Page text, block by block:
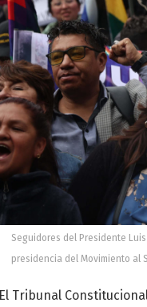
Seguidores del Presidente
presidencia del Movimiento al
El Tribunal